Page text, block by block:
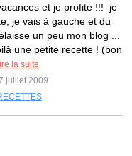
et je profite !!! je
je vais à gauche et du
un peu mon blog ...
une petite recette ! (bon
la suite
juillet 2009